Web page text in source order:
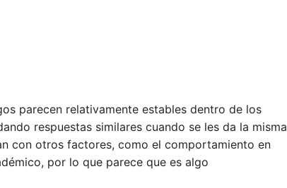
parecen relativamente estables dentro de los
respuestas similares cuando se les da la misma
con otros factores, como el comportamiento en
por lo que parece que es algo